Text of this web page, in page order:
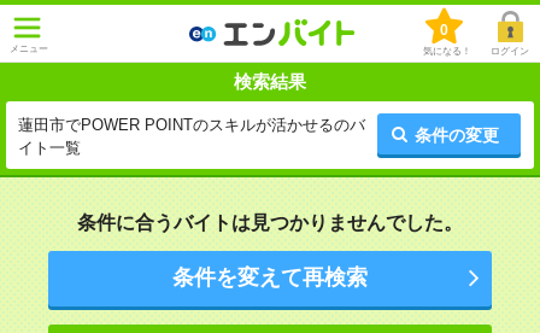
メニュー
0
気になる！ ログイン
検索結果
蓮田市でPOWER POINTのスキルが活かせるのバ
イト一覧
条件の変更
条件に合うバイトは見つかりませんでした。
条件を変えて再検索